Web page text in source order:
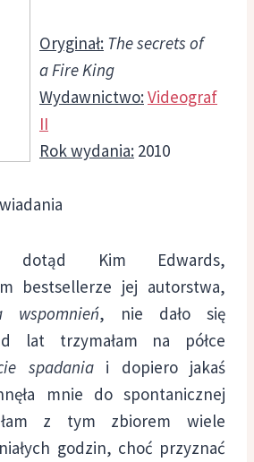
Oryginał: The secrets of
a Fire King
Wydawnictwo:Videograf
II
Rok wydania: 2010
dotąd Kim Edwards,
bestsellerze jej autorstwa,
wspomnień, nie dało się
lat trzymałam na półce
spadaniai dopiero jakaś
mnie do spontanicznej
z tym zbiorem wiele
godzin, choć przyznać